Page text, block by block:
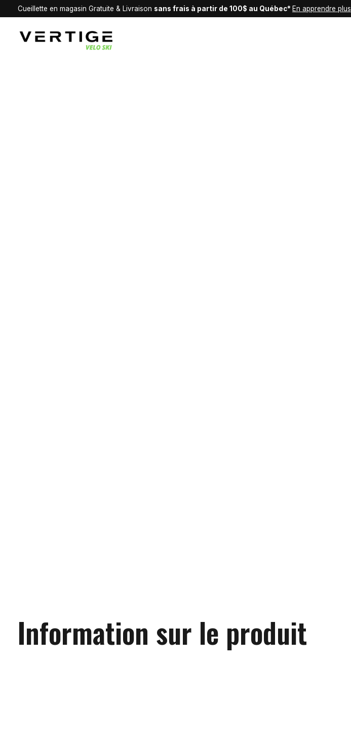
Cueillette en magasin Gratuite & Livraison sans frais à partir de 100$ au Québec* En apprendre plus
Information sur le produit